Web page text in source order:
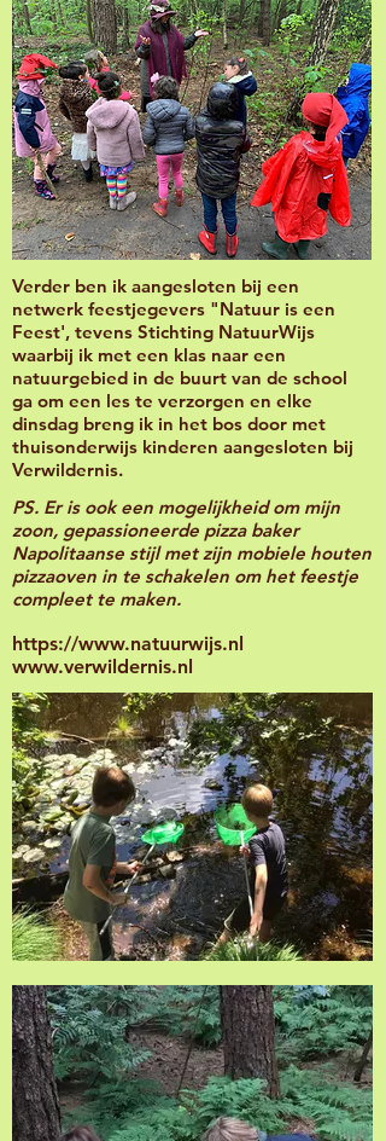
Verder ben ik aangesloten bij een
netwerk feestjegevers "Natuur is een
Feest', tevens Stichting NatuurWijs
waarbij ik met een klas naar een
natuurgebied in de buurt van de school
ga om een les te verzorgen en elke
dinsdag breng ik in het bos door met
thuisonderwijs kinderen aangesloten bij
Verwildernis.
PS. Er is ook een mogelijkheid om mijn
zoon, gepassioneerde pizza baker
Napolitaanse stijl met zijn mobiele houten
pizzaoven in te schakelen om het feestje
compleet te maken.
https://www.natuurwijs.nl
www.verwildernis.nl